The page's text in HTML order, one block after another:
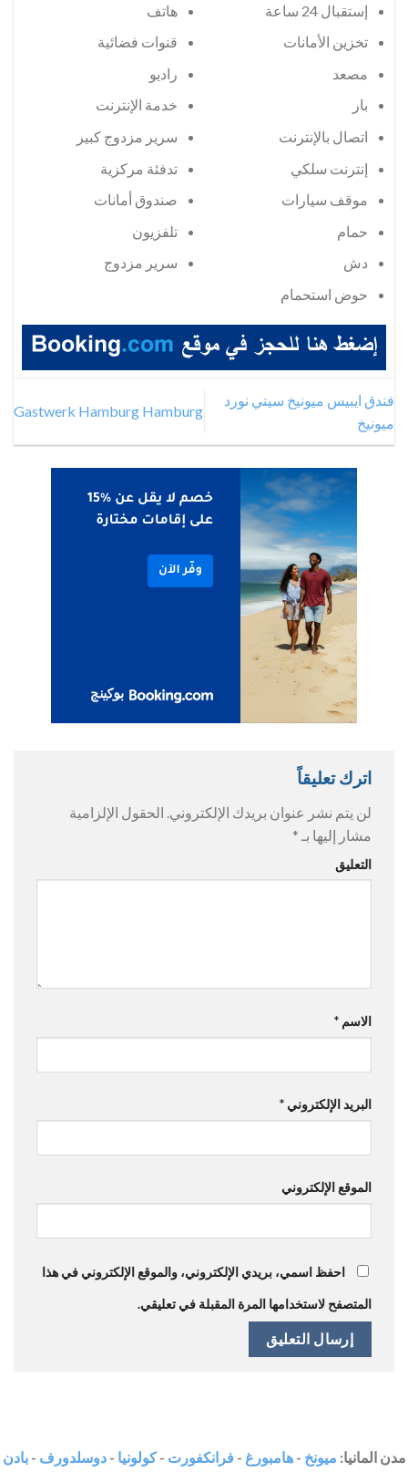
إستقبال 24 ساعة
تخزين الأمانات
مصعد
بار
اتصال بالإنترنت
إنترنت سلكي
موقف سيارات
حمام
دش
حوض استحمام
هاتف
قنوات فضائية
راديو
خدمة الإنترنت
سرير مزدوج كبير
تدفئة مركزية
صندوق أمانات
تلفزيون
سرير مزدوج
فندق ايبيس ميونيخ سيتي نورد
ميونيخ
Gastwerk Hamburg Hamburg
اترك تعليقاً
لن يتم نشر عنوان بريدك الإلكتروني. الحقول الإلزامية
مشار إليها بـ *
التعليق
الاسم *
البريد الإلكتروني *
الموقع الإلكتروني
احفظ اسمي، بريدي الإلكتروني، والموقع الإلكتروني في هذا
المتصفح لاستخدامها المرة المقبلة في تعليقي.
مدن المانيا: ميونخ -هامبورغ - فرانكفورت -كولونيا -دوسلدورف -بادن